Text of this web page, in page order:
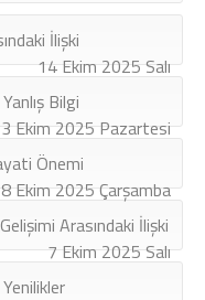
İlişki
14 Ekim 2025 Salı
Bilgi
Ekim 2025 Pazartesi
Önemi
8 Ekim 2025 Çarşamba
Arasındaki İlişki
7 Ekim 2025 Salı